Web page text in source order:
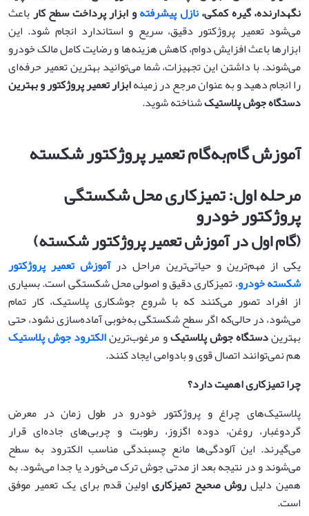
نگهدارنده، گیره کمکی،نازل پیشرفتهو ابزار پرداخت سطح کارباعث
می‌شود تعمیر پروژکتور دقیق، سریع و استاندارد انجام شود. این
ابزارها باعث افزایش دوام، کاهش هزینه‌ها و رضایت کامل مالک خودرو
می‌شوند. با داشتن این تجهیزات، شما می‌توانید بهترین تعمیر حرفه‌ای
را انجام دهید و به عنوان مرجع در زمینهابزار تعمیر پروژکتور و بهترین
دستگاه جوش پلاستیکشناخته شوید.
آموزش گام‌به‌گام تعمیر پروژکتور شکسته
مرحله اول: تمیزکاری محل شکستگی
پروژکتور خودرو
(گام اول در آموزش تعمیر پروژکتور شکسته)
یکی از مهم‌ترین و حیاتی‌ترین مراحل درآموزش تعمیر پروژکتور
شکسته خودرو، تمیزکاری دقیق و اصولی محل شکستگی است. بسیاری
از افراد تصور می‌کنند که با شروع جوشکاری پلاستیک، کار تمام
می‌شود، در حالی‌که اگر سطح شکستگی به‌خوبی آماده‌سازی نشود، حتی
بهتریندستگاه جوش پلاستیکو مرغوب‌ترینالکترود جوش پلاستیک
هم نمی‌توانند اتصال قوی و بادوامی ایجاد کنند.
چرا تمیزکاری اهمیت دارد؟
پلاستیک‌های چراغ و پروژکتور خودرو در طول زمان در معرض
گردوغبار، روغن، دوده اگزوز، رطوبت و چربی‌های جاده‌ای قرار
می‌گیرند. این آلودگی‌ها مانع چسبندگی مناسب الکترود به سطح
می‌شوند و در نتیجه بعد از مدتی جوش ترک می‌خورد یا جدا می‌شود. به
همین دلیلروش صحیح تمیزکاریاولین قدم برای یک تعمیر موفق
است.